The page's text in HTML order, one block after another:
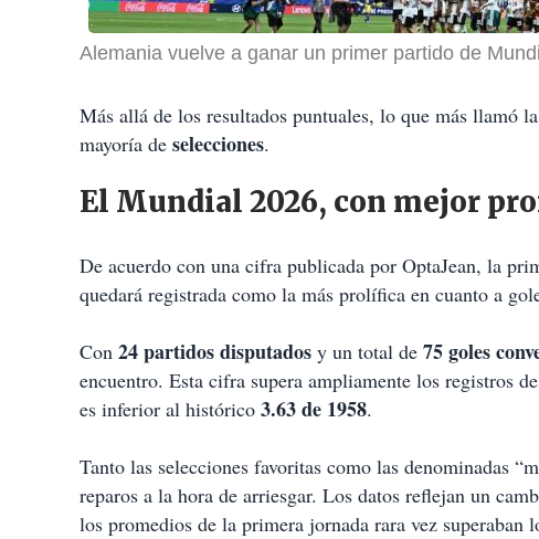
Alemania vuelve a ganar un primer partido de
Más allá de los resultados puntuales, lo que más llamó
mayoría de selecciones.
El Mundial 2026, con mejor
De acuerdo con una cifra publicada por OptaJean, la
quedará registrada como la más prolífica en cuanto a
Con 24 partidos disputados y un total de 75 goles
encuentro. Esta cifra supera ampliamente los registros
es inferior al histórico 3.63 de 1958.
Tanto las selecciones favoritas como las denominadas
reparos a la hora de arriesgar. Los datos reflejan un
los promedios de la primera jornada rara vez superaban